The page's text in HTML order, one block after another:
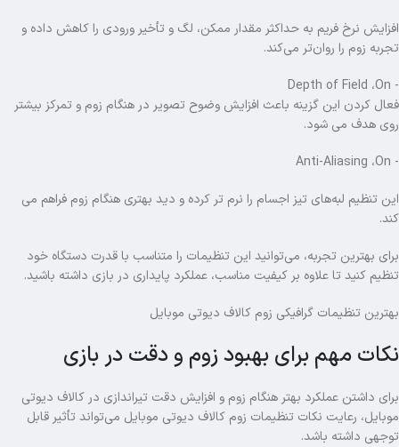
افزایش نرخ فریم به حداکثر مقدار ممکن، لگ و تأخیر ورودی را کاهش داده و
تجربه زوم را روان‌تر می‌کند.
- Depth of Field ،On
فعال کردن این گزینه باعث افزایش وضوح تصویر در هنگام زوم و تمرکز بیشتر
روی هدف می شود.
- Anti-Aliasing ،On
این تنظیم لبه‌های تیز اجسام را نرم تر کرده و دید بهتری هنگام زوم فراهم می
کند.
برای بهترین تجربه، می‌توانید این تنظیمات را متناسب با قدرت دستگاه خود
تنظیم کنید تا علاوه بر کیفیت مناسب، عملکرد پایداری در بازی داشته باشید.
بهترین تنظیمات گرافیکی زوم کالاف دیوتی موبایل
نکات مهم برای بهبود زوم و دقت در بازی
برای داشتن عملکرد بهتر هنگام زوم و افزایش دقت تیراندازی در کالاف دیوتی
موبایل، رعایت نکات تنظیمات زوم کالاف دیوتی موبایل می‌تواند تأثیر قابل‌
توجهی داشته باشد.